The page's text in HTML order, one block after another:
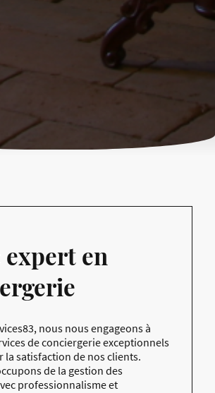
en
nous nous engageons à
de conciergerie exceptionnels
la satisfaction de nos clients.
de la gestion des
professionnalisme et